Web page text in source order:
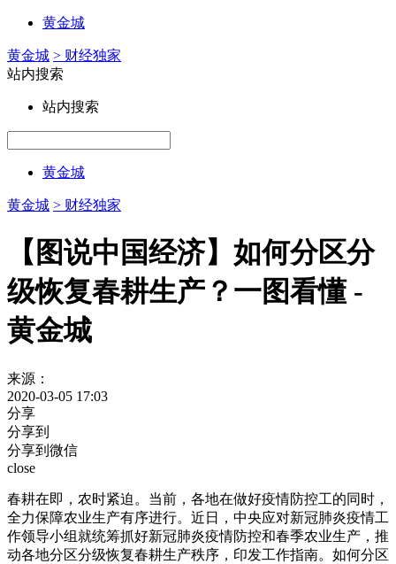
黄金城
黄金城 > 财经独家
站内搜索
站内搜索
黄金城
黄金城 > 财经独家
【图说中国经济】如何分区分
级恢复春耕生产？一图看懂 -
黄金城
来源：
2020-03-05 17:03
分享
分享到
分享到微信
close
春耕在即，农时紧迫。当前，各地在做好疫情防控工的同时，
全力保障农业生产有序进行。近日，中央应对新冠肺炎疫情工
作领导小组就统筹抓好新冠肺炎疫情防控和春季农业生产，推
动各地分区分级恢复春耕生产秩序，印发工作指南。如何分区